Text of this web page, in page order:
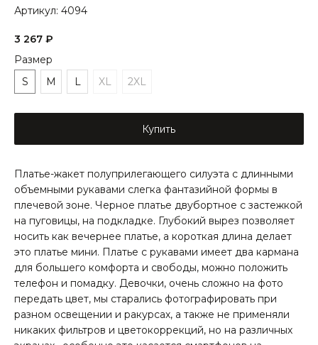
Артикул: 4094
3 267 ₽
Размер
S
M L XL 2XL
Купить
Платье-жакет полуприлегающего силуэта с длинными
объемными рукавами слегка фантазийной формы в
плечевой зоне. Черное платье двубортное с застежкой
на пуговицы, на подкладке. Глубокий вырез позволяет
носить как вечернее платье, а короткая длина делает
это платье мини. Платье с рукавами имеет два кармана
для большего комфорта и свободы, можно положить
телефон и помадку. Девочки, очень сложно на фото
передать цвет, мы старались фотографировать при
разном освещении и ракурсах, а также не применяли
никаких фильтров и цветокоррекций, но на различных